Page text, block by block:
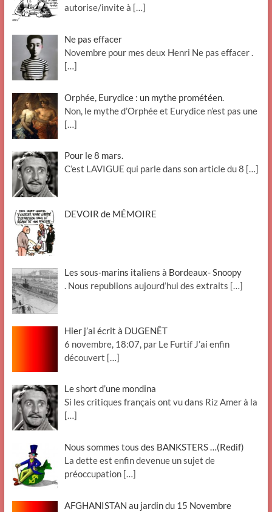
autorise/invite à […]
Ne pas effacer
Novembre pour mes deux Henri Ne pas effacer .
[…]
Orphée, Eurydice : un mythe prométéen.
Non, le mythe d’Orphée et Eurydice n’est pas une
[…]
Pour le 8 mars.
C’est LAVIGUE qui parle dans son article du 8 […]
DEVOIR de MÉMOIRE
Les sous-marins italiens à Bordeaux- Snoopy
. Nous republions aujourd’hui des extraits […]
Hier j’ai écrit à DUGENÊT
6 novembre, 18:07, par Le Furtif J’ai enfin
découvert […]
Le short d’une mondina
Si les critiques français ont vu dans Riz Amer à la
[…]
Nous sommes tous des BANKSTERS …(Redif)
La dette est enfin devenue un sujet de
préoccupation […]
AFGHANISTAN au jardin du 15 Novembre